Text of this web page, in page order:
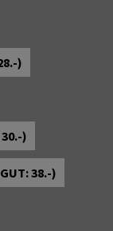
)
)
38.-)